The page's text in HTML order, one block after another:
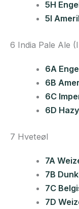
5H
5I
6 India Pale Ale
6A
6B
6C
6D
7 Hveteøl
7A
7B
7C
7D